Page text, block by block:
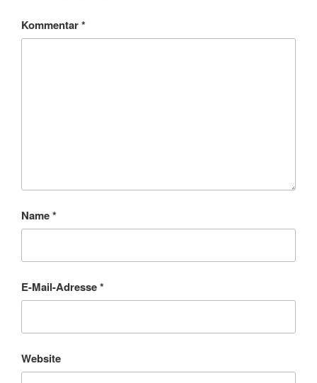
Kommentar*
Name*
E-Mail-Adresse*
Website